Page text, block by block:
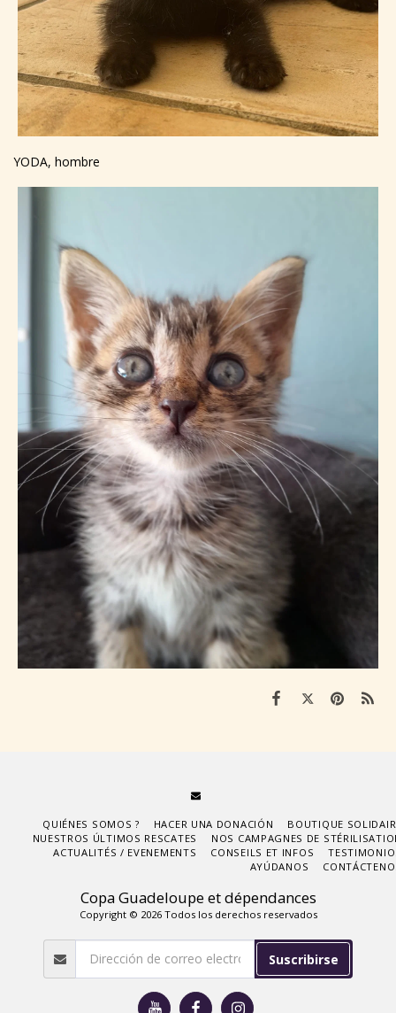
YODA, hombre
Copa Guadeloupe et dépendances
Copyright © 2026 Todos los derechos reservados
QUIÉNES SOMOS ? HACER UNA DONACIÓN
BOUTIQUE
NUESTROS ÚLTIMOS RESCATES
NOS CAMPAGNES DE
ACTUALITÉS / EVENEMENTS
CONSEILS ET INFOS
AYÚDANOS
Suscribirse